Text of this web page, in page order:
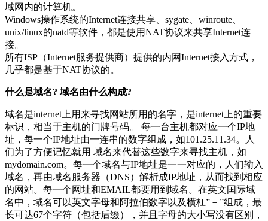
域网内的计算机。
Windows操作系统的Internet连接共享、sygate、winroute、
unix/linux的natd等软件，都是使用NAT协议来共享Internet连
接。
所有ISP（Internet服务提供商）提供的内网Internet接入方式，
几乎都是基于NAT协议的。
什么是域名? 域名由什么构成?
域名是internet上用来寻找网站所用的名字，是internet上的重要
标识，相当于主机的门牌号码。 每一台主机都对应一个IP地
址，每一个IP地址由一连串的数字组成，如101.25.11.34。人
们为了方便记忆就用 域名来代替这些数字来寻找主机，如
mydomain.com。每一个域名与IP地址是一一对应的，人们输入
域名，再由域名服务器（DNS）解析成IP地址，从而找到相应
的网站。每一个网址和EMAIL都要用到域名。在英文国际域
名中，域名可以英文字母和阿拉伯数字以及横杠”－”组成，最
长可达67个字符（包括后缀），并且字母的大小写没有区别，